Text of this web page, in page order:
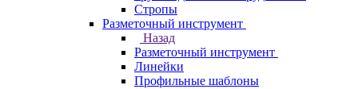
Стропы
Разметочный инструмент
Назад
Разметочный инструмент
Линейки
Профильные шаблоны